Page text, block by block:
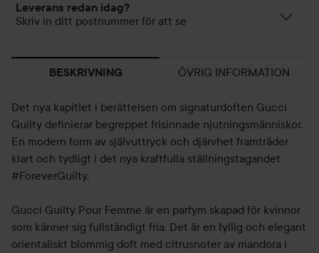
Leverans redan idag?
Skriv in ditt postnummer för att se
BESKRIVNING ÖVRIG INFORMATION
Det nya kapitlet i berättelsen om signaturdoften Gucci
Guilty definierar begreppet frisinnade njutningsmänniskor.
En modern form av självuttryck och djärvhet framträder
klart och tydligt i det nya kraftfulla ställningstagandet
#ForeverGuilty.
Gucci Guilty Pour Femme är en parfym skapad för kvinnor
som känner sig fullständigt fria. Det är en fyllig och elegant
orientaliskt blommig doft med citrusnoter av mandora i